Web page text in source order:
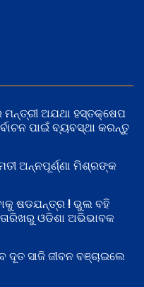
ମନ୍ତ୍ରୀ ଅଯଥା ହସ୍ତକ୍ଷେପ
ପାଇଁ ବ୍ୟବସ୍ଥା କରନ୍ତୁ
ଅନ୍ନପୂର୍ଣ୍ଣା ମିଶ୍ରଙ୍କ
ଷଡଯନ୍ତ୍ର ! ଭୁଲ ବହି
ଓଡିଶା ଅଭିଭାବକ
ସାଜି ଜୀବନ ବଞ୍ଚାଇଲେ